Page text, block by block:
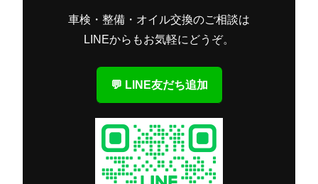
車検・整備・オイル交換のご相談は
LINEからもお気軽にどうぞ。
💬 LINE友だち追加